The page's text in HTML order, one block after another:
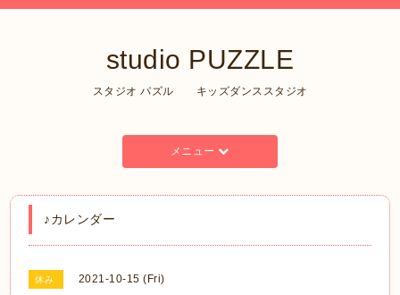
studio PUZZLE
スタジオ パズル キッズダンススタジオ
メニュー
♪カレンダー
休み 2021-10-15 (Fri)